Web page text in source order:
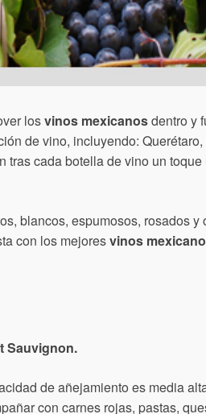
losvinos mexicanosdentro y
de vino, incluyendo:
cada botella de vino un
blancos, espumosos, rosados y
con los mejoresvinos
Sauvignon.
de añejamiento es media
con carnes rojas, pastas,